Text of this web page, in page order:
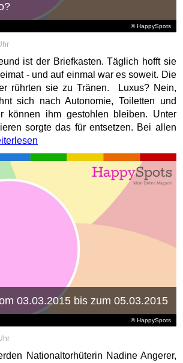
© HappySpots
ist der Briefkasten. Täglich hofft sie
- und auf einmal war es soweit. Die
rührten sie zu Tränen. Luxus? Nein,
sich nach Autonomie, Toiletten und
können ihm gestohlen bleiben. Unter
sorgte das für entsetzen. Bei allen
© HappySpots
03.03.2015 bis zum 05.03.2015
Nationaltorhüterin Nadine Angerer,